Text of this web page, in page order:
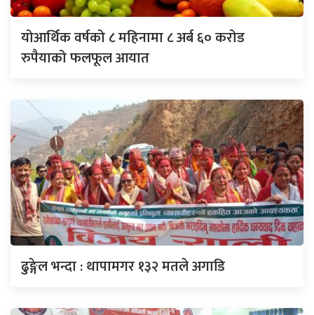
योआर्थिक वर्षको ८ महिनामा ८ अर्ब ६० करोड
रुपैयाको फलफूल आयात
ढुङ्गेल भन्दा : थापामगर १३२ मतले अगाडि